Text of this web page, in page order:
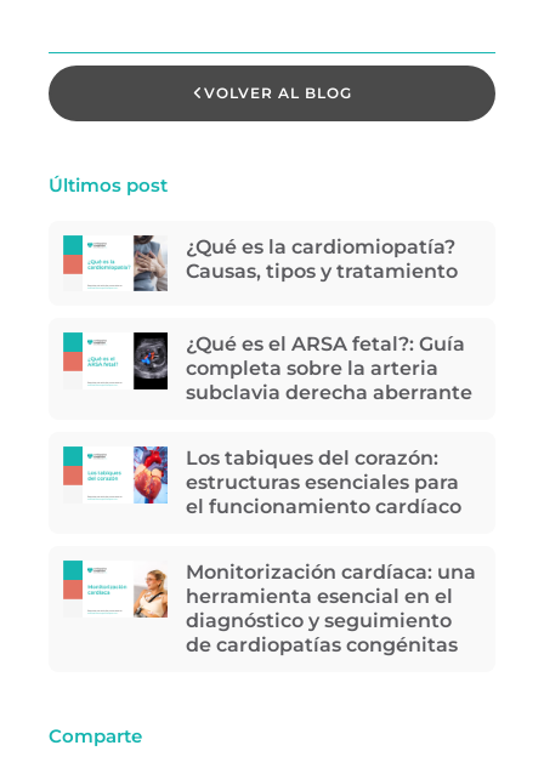
VOLVER AL BLOG
Últimos post
¿Qué es la cardiomiopatía?
Causas, tipos y tratamiento
¿Qué es el ARSA fetal?: Guía
completa sobre la arteria
subclavia derecha aberrante
Los tabiques del corazón:
estructuras esenciales para
el funcionamiento cardíaco
Monitorización cardíaca: una
herramienta esencial en el
diagnóstico y seguimiento
de cardiopatías congénitas
Comparte